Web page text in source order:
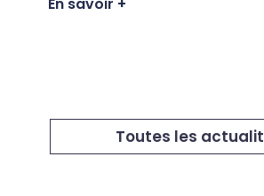
En savoir +
Toutes les